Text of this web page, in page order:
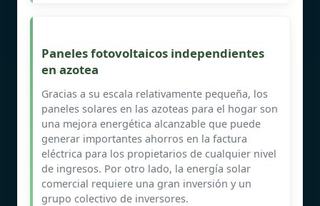
Paneles fotovoltaicos independientes
en azotea
Gracias a su escala relativamente pequeña, los
paneles solares en las azoteas para el hogar son
una mejora energética alcanzable que puede
generar importantes ahorros en la factura
eléctrica para los propietarios de cualquier nivel
de ingresos. Por otro lado, la energía solar
comercial requiere una gran inversión y un
grupo colectivo de inversores.